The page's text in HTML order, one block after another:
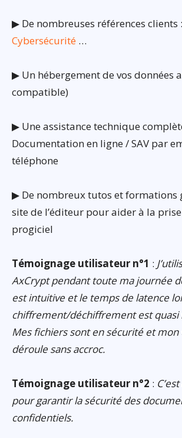
▶ De nombreuses références clients :
Cybersécurité …
▶ Un hébergement de vos données
compatible)
▶ Une assistance technique
Documentation en ligne / SAV par
téléphone
▶ De nombreux tutos et formations
site de l’éditeur pour aider à la
progiciel
Témoignage utilisateur n°1 :
AxCrypt pendant toute ma journée
est intuitive et le temps de latence
chiffrement/déchiffrement est
Mes fichiers sont en sécurité et mon
déroule sans accroc.
Témoignage utilisateur n°2 :
pour garantir la sécurité des
confidentiels.